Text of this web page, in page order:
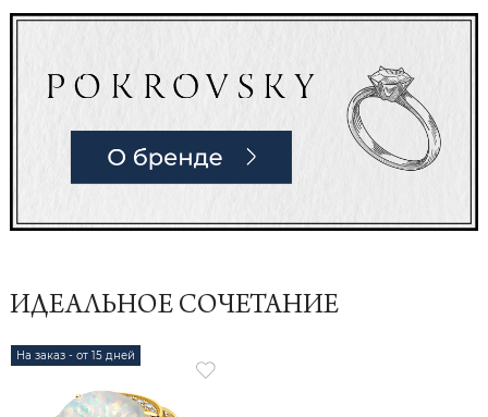
ИДЕАЛЬНОЕ СОЧЕТАНИЕ
На заказ - от 15 дней